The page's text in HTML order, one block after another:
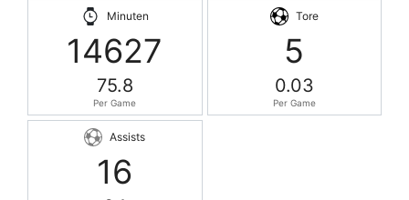
Minuten
14627
75.8
Per Game
Tore
5
0.03
Per Game
Assists
16